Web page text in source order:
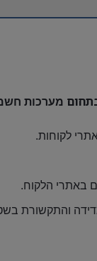
מערכות
לקוחות.
באתרי הלקוח.
והתקשורת